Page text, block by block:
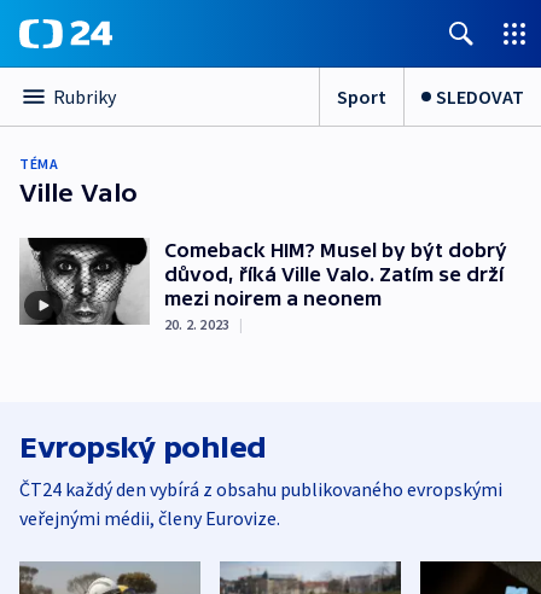
Rubriky Sport SLEDOVAT
TÉMA
Ville Valo
Comeback HIM? Musel by být dobrý
důvod, říká Ville Valo. Zatím se drží
mezi noirem a neonem
20. 2. 2023 |
Evropský pohled
ČT24 každý den vybírá z obsahu publikovaného evropskými
veřejnými médii, členy Eurovize.